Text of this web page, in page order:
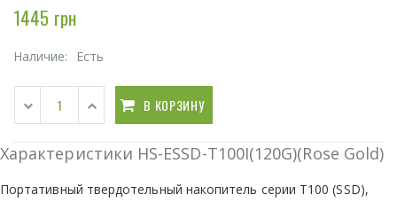
1445 грн
Наличие: Есть
В КОРЗИНУ
Характеристики HS-ESSD-T100I(120G)(Rose Gold)
Портативный твердотельный накопитель серии T100 (SSD),